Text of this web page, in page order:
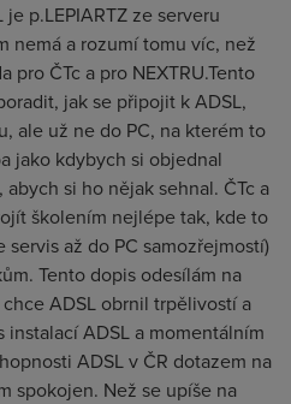
p.LEPIARTZ ze serveru
nemá a rozumí tomu víc, než
ČTc a pro NEXTRU.Tento
jak se připojit k ADSL,
ale už ne do PC, na kterém to
jako kdybych si objednal
si ho nějak sehnal. ČTc a
školením nejlépe tak, kde to
až do PC samozřejmostí)
Tento dopis odesílám na
ADSL obrnil trpělivostí a
ADSL a momentálním
ADSL v ČR dotazem na
spokojen. Než se upíše na